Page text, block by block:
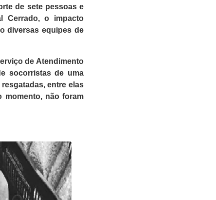
de sete pessoas e
Cerrado, o impacto
diversas equipes de
de Atendimento
socorristas de uma
entre elas
momento, não foram